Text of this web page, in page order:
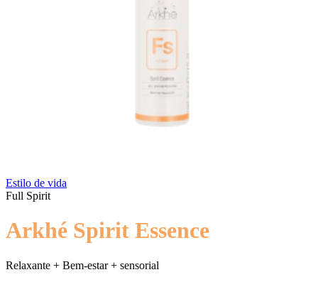
Estilo de vida
Full Spirit
Arkhé Spirit Essence
Relaxante + Bem-estar + sensorial